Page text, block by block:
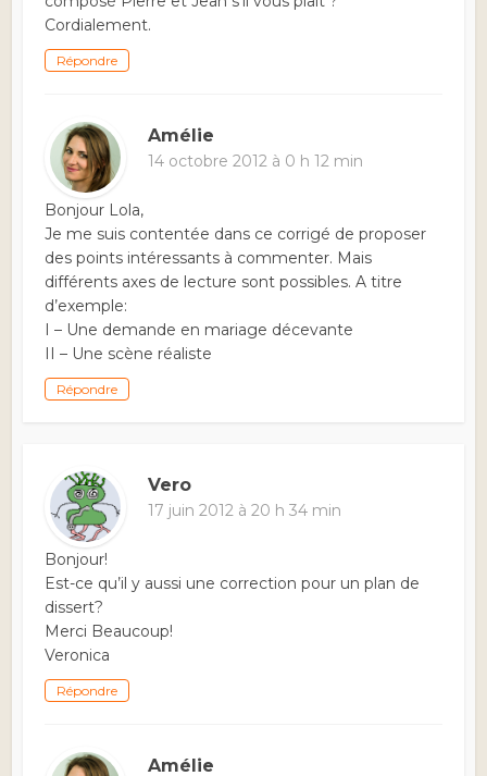
Cordialement.
Répondre
Amélie
14 octobre 2012 à 0 h 12 min
Bonjour Lola,
Je me suis contentée dans ce corrigé de proposer
des points intéressants à commenter. Mais
différents axes de lecture sont possibles. A titre
d’exemple:
I – Une demande en mariage décevante
II – Une scène réaliste
Répondre
Vero
17 juin 2012 à 20 h 34 min
Bonjour!
Est-ce qu’il y aussi une correction pour un plan de
dissert?
Merci Beaucoup!
Veronica
Répondre
Amélie